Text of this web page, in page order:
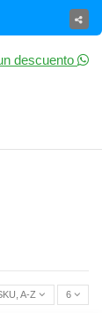
descuento